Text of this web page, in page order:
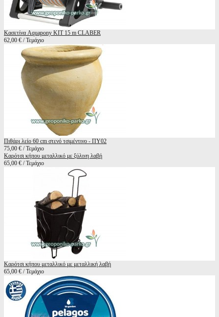
Κασετίνα Aquapony KIT 15 m CLABER
62,00 € / Τεμάχιο
Πιθάρι λείο 60 cm στενό τσιμέντινο - ΠΥ02
75,00 € / Τεμάχιο
Καρότσι κήπου μεταλλικό με ξύλινη λαβή
65,00 € / Τεμάχιο
Καρότσι κήπου μεταλλικό με μεταλλική λαβή
65,00 € / Τεμάχιο